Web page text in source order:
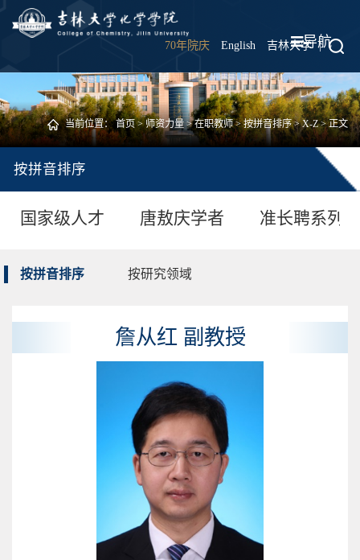
70年院庆 English 吉林大学 |
导航
当前位置：首页>师资力量>在职教师>按拼音排序>X-Z> 正文
按拼音排序
国家级人才 唐敖庆学者 准长聘系列
按拼音排序 按研究领域
詹从红 副教授